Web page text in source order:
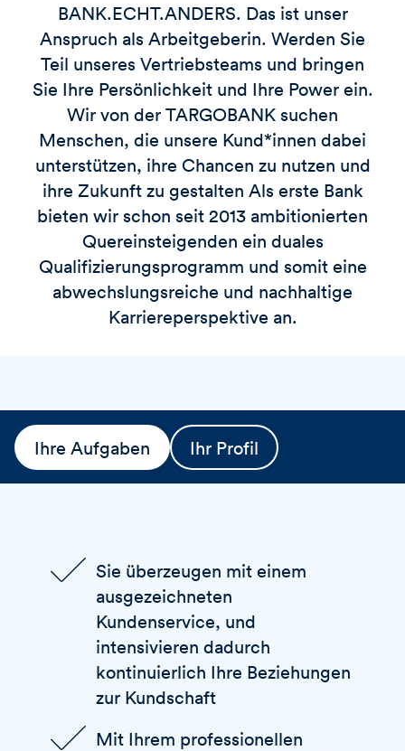
BANK.ECHT.ANDERS. Das ist unser
Anspruch als Arbeitgeberin. Werden Sie
Teil unseres Vertriebsteams und bringen
Sie Ihre Persönlichkeit und Ihre Power ein.
Wir von derTARGOBANKsuchen
Menschen, die unsere Kund*innen dabei
unterstützen, ihre Chancen zu nutzen und
ihre Zukunft zu gestalten Als erste Bank
bieten wir schon seit 2013 ambitionierten
Quereinsteigenden ein duales
Qualifizierungsprogramm und somit eine
abwechslungsreiche und nachhaltige
Karriereperspektive an.
Ihre Aufgaben Ihr Profil
Sie überzeugen mit einem
ausgezeichneten
Kundenservice, und
intensivieren dadurch
kontinuierlich Ihre Beziehungen
zur Kundschaft
Mit Ihrem professionellen